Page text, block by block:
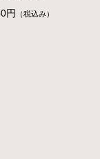
円
（税込み）